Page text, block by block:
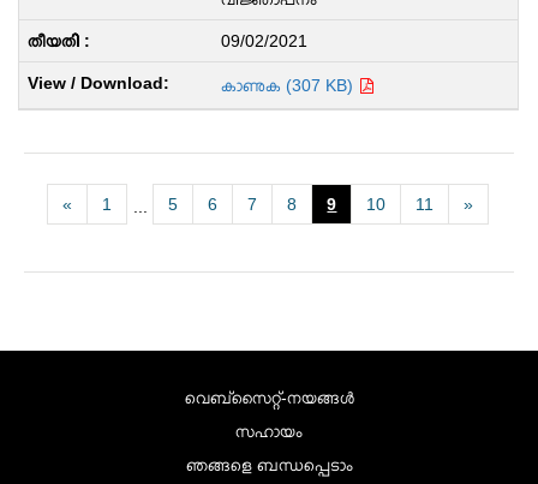
09/02/2021
കാണുക (307 KB)
« 1 5 6 7 8 9 10 11 »
വെബ്സൈറ്റ്-നയങ്ങള്‍
സഹായം
ഞങ്ങളെ ബന്ധപ്പെടാം